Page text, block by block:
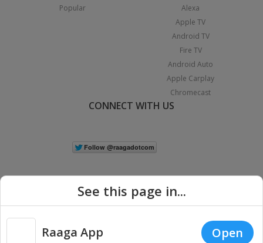
Popular
Alexa
Apple TV
Android TV
Fire TV
Android Auto
Apple Carplay
Chromecast
CONNECT WITH US
See this page in...
Raaga App Open